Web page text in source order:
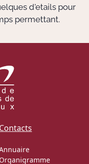
d'etails pour
permettant.
Contacts
Organigramme